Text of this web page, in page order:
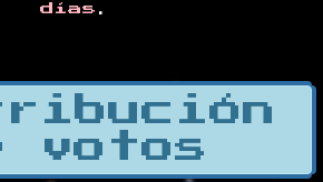
días .
votos